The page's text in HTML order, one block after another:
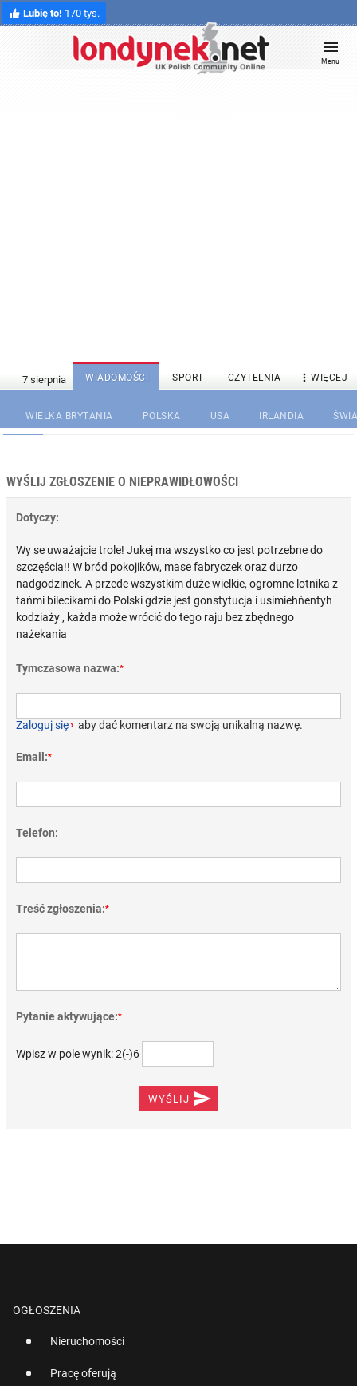
Lubię to! 170 tys.
Menu
WIADOMOŚCI SPORT CZYTELNIA  WIĘCEJ
WIELKA BRYTANIA POLSKA USA IRLANDIA
WYŚLIJ ZGŁOSZENIE O NIEPRAWIDŁOWOŚCI
Dotyczy:
Wy se uważajcie trole! Jukej ma wszystko co jest potrzebne do
szczęścia!! W bród pokojików, mase fabryczek oraz durzo
nadgodzinek. A przede wszystkim duże wielkie, ogromne lotnika z
tańmi bilecikami do Polski gdzie jest gonstytucja i usimiehńentyh
kodziaży , każda może wrócić do tego raju bez zbędnego
nażekania
Tymczasowa nazwa:*
Zaloguj się› aby dać komentarz na swoją unikalną nazwę.
Email:*
Telefon:
Treść zgłoszenia:*
Pytanie aktywujące:*
Wpisz w pole wynik: 2(-)6
WYŚLIJ 
OGŁOSZENIA
Nieruchomości
Pracę oferują